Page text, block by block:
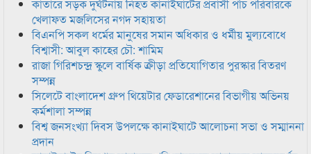
কাতারে সড়ক দুর্ঘটনায় নিহত কানাইঘাটের প্রবাসী পাঁচ পরিবারকে
খেলাফত মজলিসের নগদ সহায়তা
বিএনপি সকল ধর্মের মানুষের সমান অধিকার ও ধর্মীয় মুল্যবোধে
বিশ্বাসী: আবুল কাহের চৌ: শামিম
রাজা গিরিশচন্দ্র স্কুলে বার্ষিক ক্রীড়া প্রতিযোগিতার পুরস্কার বিতরণ
সম্পন্ন
সিলেটে বাংলাদেশ গ্রুপ থিয়েটার ফেডারেশানের বিভাগীয় অভিনয়
কর্মশালা সম্পন্ন
বিশ্ব জনসংখ্যা দিবস উপলক্ষে কানাইঘাটে আলোচনা সভা ও সম্মাননা
প্রদান